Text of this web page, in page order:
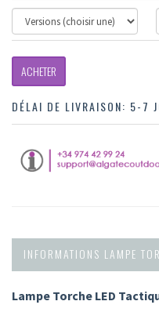
ACHETER
DÉLAI DE LIVRAISON: 5-7
INFORMATIONS LAMPE
Lampe Torche LED